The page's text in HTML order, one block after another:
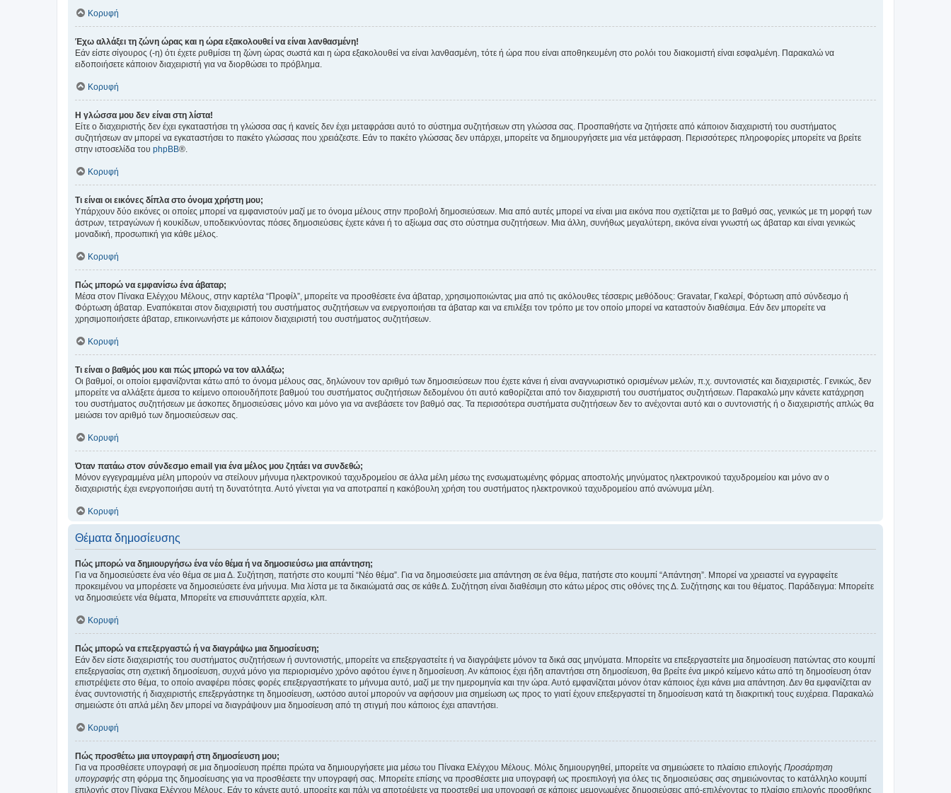
Κορυφή
Έχω αλλάξει τη ζώνη ώρας και η ώρα εξακολουθεί να είναι λανθασμένη!
Εάν είστε σίγουρος (-η) ότι έχετε ρυθμίσει τη ζώνη ώρας σωστά και η ώρα εξακολουθεί να είναι λανθασμένη, τότε ή ώρα που είναι αποθηκευμένη στο ρολόι του διακομιστή είναι εσφαλμένη. Παρακαλώ να
ειδοποιήσετε κάποιον διαχειριστή για να διορθώσει το πρόβλημα.
Κορυφή
Η γλώσσα μου δεν είναι στη λίστα!
Είτε ο διαχειριστής δεν έχει εγκαταστήσει τη γλώσσα σας ή κανείς δεν έχει μεταφράσει αυτό το σύστημα συζητήσεων στη γλώσσα σας. Προσπαθήστε να ζητήσετε από κάποιον διαχειριστή του συστήματος
συζητήσεων αν μπορεί να εγκαταστήσει το πακέτο γλώσσας που χρειάζεστε. Εάν το πακέτο γλώσσας δεν υπάρχει, μπορείτε να δημιουργήσετε μια νέα μετάφραση. Περισσότερες πληροφορίες μπορείτε να βρείτε
στην ιστοσελίδα του phpBB®.
Κορυφή
Τι είναι οι εικόνες δίπλα στο όνομα χρήστη μου;
Υπάρχουν δύο εικόνες οι οποίες μπορεί να εμφανιστούν μαζί με το όνομα μέλους στην προβολή δημοσιεύσεων. Μια από αυτές μπορεί να είναι μια εικόνα που σχετίζεται με το βαθμό σας, γενικώς με τη μορφή των
άστρων, τετραγώνων ή κουκίδων, υποδεικνύοντας πόσες δημοσιεύσεις έχετε κάνει ή το αξίωμα σας στο σύστημα συζητήσεων. Μια άλλη, συνήθως μεγαλύτερη, εικόνα είναι γνωστή ως άβαταρ και είναι γενικώς
μοναδική, προσωπική για κάθε μέλος.
Κορυφή
Πώς μπορώ να εμφανίσω ένα άβαταρ;
Μέσα στον Πίνακα Ελέγχου Μέλους, στην καρτέλα “Προφίλ”, μπορείτε να προσθέσετε ένα άβαταρ, χρησιμοποιώντας μια από τις ακόλουθες τέσσερις μεθόδους: Gravatar, Γκαλερί, Φόρτωση από σύνδεσμο ή
Φόρτωση άβαταρ. Εναπόκειται στον διαχειριστή του συστήματος συζητήσεων να ενεργοποιήσει τα άβαταρ και να επιλέξει τον τρόπο με τον οποίο μπορεί να καταστούν διαθέσιμα. Εάν δεν μπορείτε να
χρησιμοποιήσετε άβαταρ, επικοινωνήστε με κάποιον διαχειριστή του συστήματος συζητήσεων.
Κορυφή
Τι είναι ο βαθμός μου και πώς μπορώ να τον αλλάξω;
Οι βαθμοί, οι οποίοι εμφανίζονται κάτω από το όνομα μέλους σας, δηλώνουν τον αριθμό των δημοσιεύσεων που έχετε κάνει ή είναι αναγνωριστικό ορισμένων μελών, π.χ. συντονιστές και διαχειριστές. Γενικώς, δεν
μπορείτε να αλλάξετε άμεσα το κείμενο οποιουδήποτε βαθμού του συστήματος συζητήσεων δεδομένου ότι αυτό καθορίζεται από τον διαχειριστή του συστήματος συζητήσεων. Παρακαλώ μην κάνετε κατάχρηση
του συστήματος συζητήσεων με άσκοπες δημοσιεύσεις μόνο και μόνο για να ανεβάσετε τον βαθμό σας. Τα περισσότερα συστήματα συζητήσεων δεν το ανέχονται αυτό και ο συντονιστής ή ο διαχειριστής απλώς θα
μειώσει τον αριθμό των δημοσιεύσεων σας.
Κορυφή
Όταν πατάω στον σύνδεσμο email για ένα μέλος μου ζητάει να συνδεθώ;
Μόνον εγγεγραμμένα μέλη μπορούν να στείλουν μήνυμα ηλεκτρονικού ταχυδρομείου σε άλλα μέλη μέσω της ενσωματωμένης φόρμας αποστολής μηνύματος ηλεκτρονικού ταχυδρομείου και μόνο αν ο
διαχειριστής έχει ενεργοποιήσει αυτή τη δυνατότητα. Αυτό γίνεται για να αποτραπεί η κακόβουλη χρήση του συστήματος ηλεκτρονικού ταχυδρομείου από ανώνυμα μέλη.
Κορυφή
Θέματα δημοσίευσης
Πώς μπορώ να δημιουργήσω ένα νέο θέμα ή να δημοσιεύσω μια απάντηση;
Για να δημοσιεύσετε ένα νέο θέμα σε μια Δ. Συζήτηση, πατήστε στο κουμπί “Νέο θέμα”. Για να δημοσιεύσετε μια απάντηση σε ένα θέμα, πατήστε στο κουμπί “Απάντηση”. Μπορεί να χρειαστεί να εγγραφείτε
προκειμένου να μπορέσετε να δημοσιεύσετε ένα μήνυμα. Μια λίστα με τα δικαιώματά σας σε κάθε Δ. Συζήτηση είναι διαθέσιμη στο κάτω μέρος στις οθόνες της Δ. Συζήτησης και του θέματος. Παράδειγμα: Μπορείτε
να δημοσιεύετε νέα θέματα, Μπορείτε να επισυνάπτετε αρχεία, κλπ.
Κορυφή
Πώς μπορώ να επεξεργαστώ ή να διαγράψω μια δημοσίευση;
Εάν δεν είστε διαχειριστής του συστήματος συζητήσεων ή συντονιστής, μπορείτε να επεξεργαστείτε ή να διαγράψετε μόνον τα δικά σας μηνύματα. Μπορείτε να επεξεργαστείτε μια δημοσίευση πατώντας στο κουμπί
επεξεργασίας στη σχετική δημοσίευση, συχνά μόνο για περιορισμένο χρόνο αφότου έγινε η δημοσίευση. Αν κάποιος έχει ήδη απαντήσει στη δημοσίευση, θα βρείτε ένα μικρό κείμενο κάτω από τη δημοσίευση όταν
επιστρέψετε στο θέμα, το οποίο αναφέρει πόσες φορές επεξεργαστήκατε το μήνυμα αυτό, μαζί με την ημερομηνία και την ώρα. Αυτό εμφανίζεται μόνον όταν κάποιος έχει κάνει μια απάντηση. Δεν θα εμφανίζεται αν
ένας συντονιστής ή διαχειριστής επεξεργάστηκε τη δημοσίευση, ωστόσο αυτοί μπορούν να αφήσουν μια σημείωση ως προς το γιατί έχουν επεξεργαστεί τη δημοσίευση κατά τη διακριτική τους ευχέρεια. Παρακαλώ
σημειώστε ότι απλά μέλη δεν μπορεί να διαγράψουν μια δημοσίευση από τη στιγμή που κάποιος έχει απαντήσει.
Κορυφή
Πώς προσθέτω μια υπογραφή στη δημοσίευση μου;
Για να προσθέσετε υπογραφή σε μια δημοσίευση πρέπει πρώτα να δημιουργήσετε μια μέσω του Πίνακα Ελέγχου Μέλους. Μόλις δημιουργηθεί, μπορείτε να σημειώσετε το πλαίσιο επιλογής Προσάρτηση
υπογραφής στη φόρμα της δημοσίευσης για να προσθέσετε την υπογραφή σας. Μπορείτε επίσης να προσθέσετε μια υπογραφή ως προεπιλογή για όλες τις δημοσιεύσεις σας σημειώνοντας το κατάλληλο κουμπί
επιλογής στον Πίνακα Ελέγχου Μέλους. Εάν το κάνετε αυτό, μπορείτε και πάλι να αποτρέψετε να προστεθεί μια υπογραφή σε κάποιες μεμονωμένες δημοσιεύσεις από-επιλέγοντας το πλαίσιο επιλογής προσθήκης